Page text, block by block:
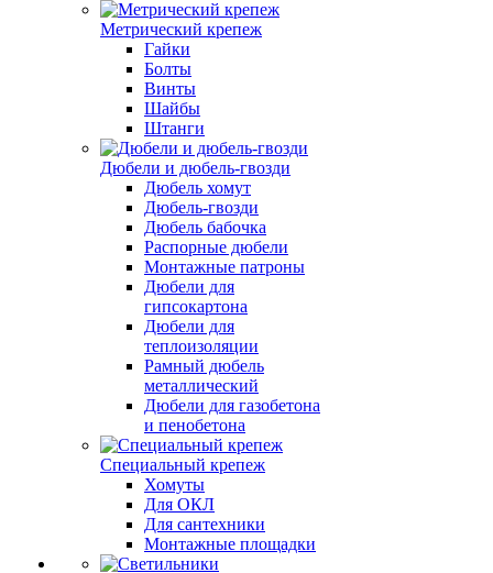
Метрический крепеж
Гайки
Болты
Винты
Шайбы
Штанги
Дюбели и дюбель-гвозди
Дюбель хомут
Дюбель-гвозди
Дюбель бабочка
Распорные дюбели
Монтажные патроны
Дюбели для
гипсокартона
Дюбели для
теплоизоляции
Рамный дюбель
металлический
Дюбели для газобетона
и пенобетона
Специальный крепеж
Хомуты
Для ОКЛ
Для сантехники
Монтажные площадки